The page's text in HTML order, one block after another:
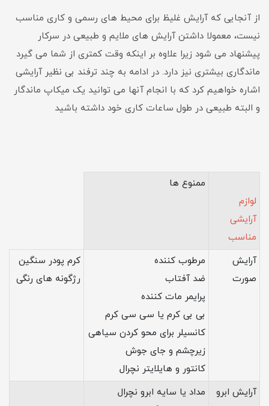
از آنجایی که آرایش غلیظ برای محیط های رسمی و کاری مناسب
نیست، معمولا داشتن آرایش های ملایم و طبیعی در سرکار
پیشنهاد می شود زیرا علاوه بر اینکه وقت کمتری از شما می گیرد
ماندگاری بیشتری نیز دارد. در ادامه به چند ترفند بی نظیر آرایشی
اشاره خواهیم کرد که با انجام آنها می توانید یک میکاپ ماندگار
و البته طبیعی در طول ساعات کاری خود داشته باشید
لوازم
آرایشی
مناسب
ممنوع ها
آرایش
صورت
مرطوب کننده
ضد آفتاب
پرایمر مات کننده
بی بی کرم یا سی سی کرم
کانسیلر برای محو کردن سیاهی
زیرچشم و جای جوش
کانتور و هایلایتر نچرال
کرم پودر سنگین
رژگونه های رنگی
آرایش ابرو
مداد یا سایه ابرو نچرال